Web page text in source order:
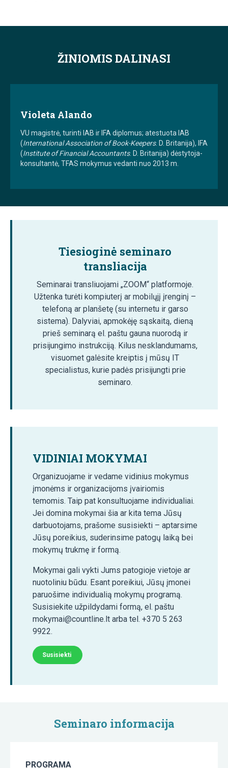
ŽINIOMIS DALINASI
Violeta Alando
VU magistrė, turinti IAB ir IFA diplomus; atestuota IAB
(International Association of Book-Keepers. D. Britanija), IFA
(Institute of Financial Accountants. D. Britanija) dėstytoja-
konsultantė, TFAS mokymus vedanti nuo 2013 m.
Tiesioginė seminaro
transliacija
Seminarai transliuojami „ZOOM“ platformoje.
Užtenka turėti kompiuterį ar mobilųjį įrenginį –
telefoną ar planšetę (su internetu ir garso
sistema). Dalyviai, apmokėję sąskaitą, dieną
prieš seminarą el. paštu gauna nuorodą ir
prisijungimo instrukciją. Kilus nesklandumams,
visuomet galėsite kreiptis į mūsų IT
specialistus, kurie padės prisijungti prie
seminaro.
VIDINIAI MOKYMAI
Organizuojame ir vedame vidinius mokymus
įmonėms ir organizacijoms įvairiomis
temomis. Taip pat konsultuojame individualiai.
Jei domina mokymai šia ar kita tema Jūsų
darbuotojams, prašome susisiekti – aptarsime
Jūsų poreikius, suderinsime patogų laiką bei
mokymų trukmę ir formą.
Mokymai gali vykti Jums patogioje vietoje ar
nuotoliniu būdu. Esant poreikiui, Jūsų įmonei
paruošime individualią mokymų programą.
Susisiekite užpildydami formą, el. paštu
mokymai@countline.lt arba tel. +370 5 263
9922.
Susisiekti
Seminaro informacija
PROGRAMA